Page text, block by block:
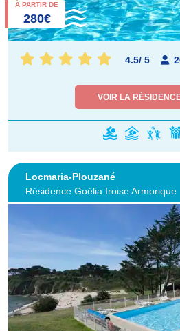
À PARTIR DE
280€
4.5/ 5
VOIR LA
Locmaria-Plouzané
Résidence Goélia Iroise Armorique